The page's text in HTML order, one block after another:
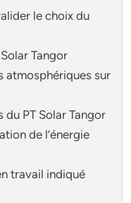
le choix du
Tangor
atmosphériques sur
PT Solar Tangor
de l’énergie
travail indiqué